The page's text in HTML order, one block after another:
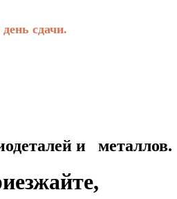
сдачи.
и металлов.